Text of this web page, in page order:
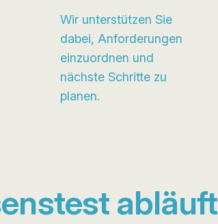
Wir unterstützen Sie
dabei, Anforderungen
einzuordnen und
nächste Schritte zu
planen.
abläuft